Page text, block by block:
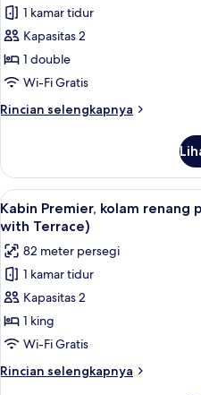
Jungle)
Kabin
Mewah,
kolam
renang
pribadi
(Jungle
NAH-
HA
with
Terrace)
1 kamar tidur
Kapasitas 2
1 double
Wi-Fi Gratis
Rincian selengkapnya
Rincian
Kabin
Mewah,
kolam
renang
(Jungle
villa
NAH-
HA
with
Lihat
semua
foto
untuk
Kabin
Premier,
kolam
renang
pribadi
(Jungle
12
Kabin Premier, kolam renang
with Terrace)
82 meter persegi
1 kamar tidur
Kapasitas 2
1 king
Wi-Fi Gratis
Rincian selengkapnya
Rincian